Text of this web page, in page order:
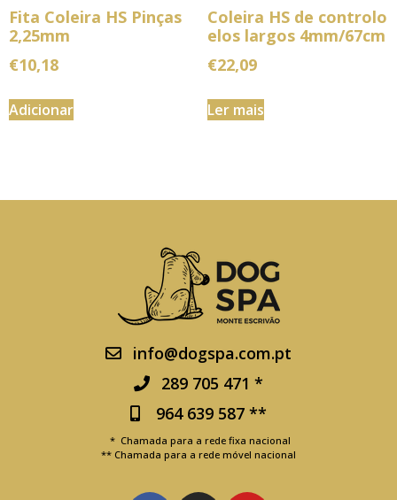
Fita Coleira HS Pinças
2,25mm
€10,18
Adicionar
Coleira HS de controlo
elos largos 4mm/67cm
€22,09
Ler mais
info@dogspa.com.pt
289 705 471 *
964 639 587 **
* Chamada para a rede fixa nacional
** Chamada para a rede móvel nacional